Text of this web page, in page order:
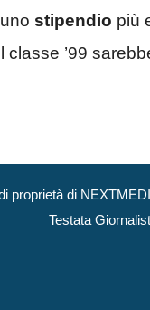
stipendio più
classe ’99
proprietà di
Testata